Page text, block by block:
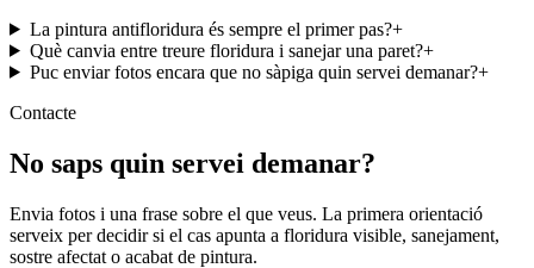
La pintura antifloridura és sempre el primer pas?+
Què canvia entre treure floridura i sanejar una paret?+
Puc enviar fotos encara que no sàpiga quin servei demanar?+
Contacte
No saps quin servei demanar?
Envia fotos i una frase sobre el que veus. La primera orientació
serveix per decidir si el cas apunta a floridura visible, sanejament,
sostre afectat o acabat de pintura.